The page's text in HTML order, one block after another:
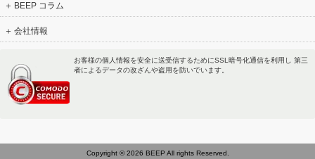
BEEP コラム
会社情報
お客様の個人情報を安全に送受信するためにSSL暗号化通信を利用し 第三
者によるデータの改ざんや盗用を防いでいます。
Copyright © 2026 BEEP All rights Reserved.